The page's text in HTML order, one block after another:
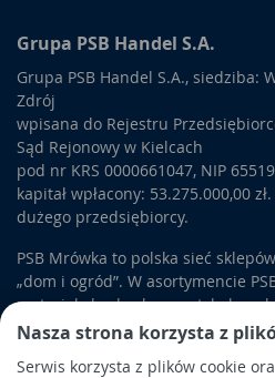
Nasza strona korzysta z
Serwis korzysta z plików cookie
Grupa PSB Handel S.A.
Grupa PSB Handel S.A., siedziba:
Zdrój
wpisana do Rejestru
Sąd Rejonowy w Kielcach
pod nr KRS 0000661047, NIP
kapitał wpłacony: 53.275.000,00
dużego przedsiębiorcy.
PSB Mrówka to polska sieć
„dom i ogród”. W asortymencie
materiały budowlane, artykuły
wyposażenie łazienek i kuchni,
artykuły związane z ogrodem i